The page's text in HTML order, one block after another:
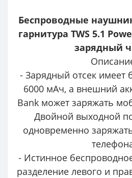
Беспроводные
гарнитура TWS 5.1
зарядный
- Зарядный отсек имеет
6000 мАч, а внешний
Bank может заряжать
Двойной выходной
одновременно
- Истинное
разделение левого и